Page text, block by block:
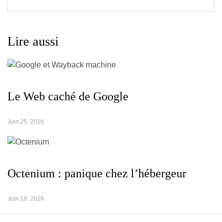
Lire aussi
Le Web caché de Google
Juin 25, 2026
Octenium : panique chez l’hébergeur
Juin 18, 2026